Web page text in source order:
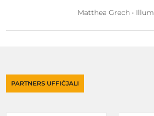
Matthea Grech • Illum
PARTNERS UFFIĊJALI